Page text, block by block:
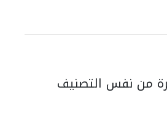
من نفس التصنيف